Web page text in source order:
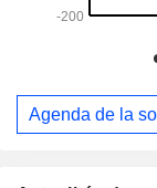
Agenda de la